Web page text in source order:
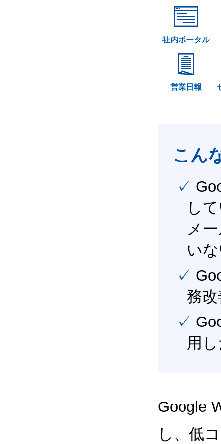
社内ポータル
営業日報
こん
✓ Google Workspace（旧G Suite） を社内で導入
し
メ
い
✓ Google Workspace（旧G Suite） を活用し、業
務
✓ Google Workspace（旧G Suite） を最大限に活
用
Google
し、低